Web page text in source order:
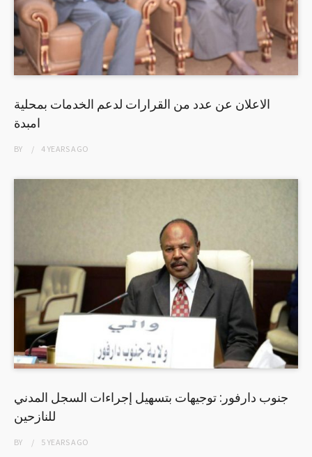
الاعلان عن عدد من القرارات لدعم الخدمات بمحلية
امبدة
BY 4 YEARSAGO
جنوب دارفور: توجيهات بتسهيل إجراءات السجل المدني
للنازحين
BY 5 YEARSAGO